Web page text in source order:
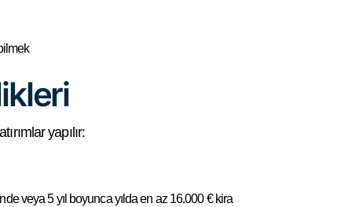
yapılır:
veya 5 yıl boyunca yılda en az 16.000 € kira